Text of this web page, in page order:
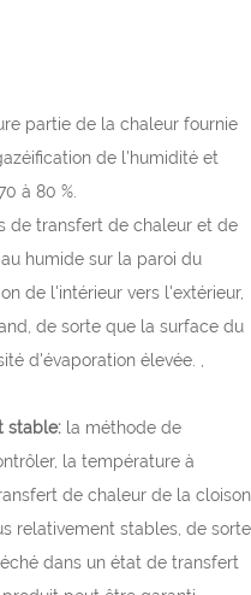
partie de la chaleur fournie
de l'humidité et
à 80 %.
de transfert de chaleur et de
humide sur la paroi du
de l'intérieur vers l'extérieur,
de sorte que la surface du
d'évaporation élevée. ,
stable: la méthode de
la température à
de chaleur de la cloison
relativement stables, de sorte
dans un état de transfert